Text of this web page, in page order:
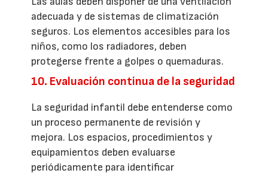
adecuada y de sistemas de climatización
seguros. Los elementos accesibles para los
niños, como los radiadores, deben
protegerse frente a golpes o quemaduras.
10. Evaluación continua de la seguridad
La seguridad infantil debe entenderse como
un proceso permanente de revisión y
mejora. Los espacios, procedimientos y
equipamientos deben evaluarse
periódicamente para identificar